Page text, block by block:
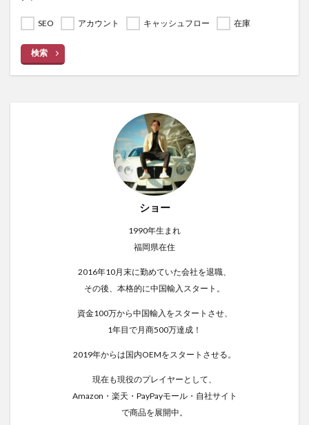
SEO アカウント キャッシュフロー 在庫
検索
ショー
1990年生まれ
福岡県在住
2016年10月末に勤めていた会社を退職、
その後、本格的に中国輸入スタート。
資金100万から中国輸入をスタートさせ、
1年目で月商500万達成！
2019年からは国内OEMをスタートさせる。
現在も現役のプレイヤーとして、
Amazon・楽天・PayPayモール・自社サイト
で商品を展開中。